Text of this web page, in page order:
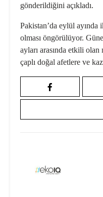
gönderildiğini açıkladı.
Pakistan’da eylül ayında
olması öngörülüyor.
ayları arasında etkili
çaplı doğal afetlere ve